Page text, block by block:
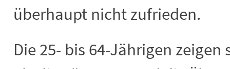
überhaupt nicht zufrieden.
Die 25- bis 64-Jährigen